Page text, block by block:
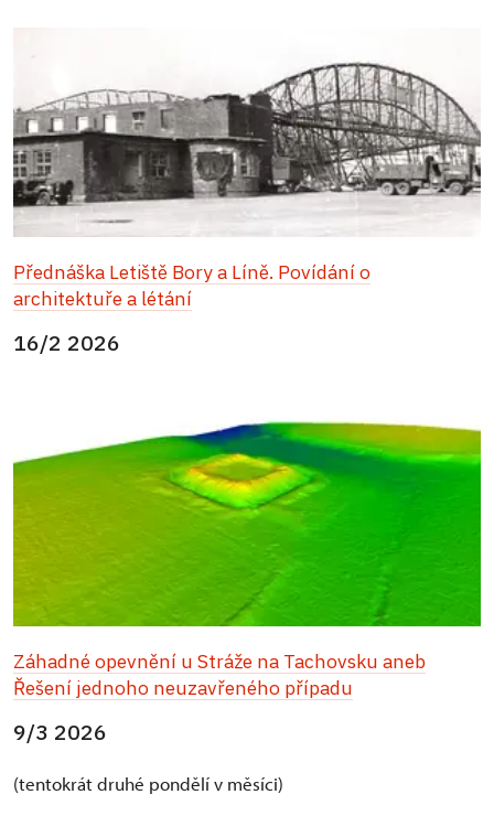
Přednáška Letiště Bory a Líně. Povídání o
architektuře a létání
16/2 2026
Záhadné opevnění u Stráže na Tachovsku aneb
Řešení jednoho neuzavřeného případu
9/3 2026
(tentokrát druhé pondělí v měsíci)